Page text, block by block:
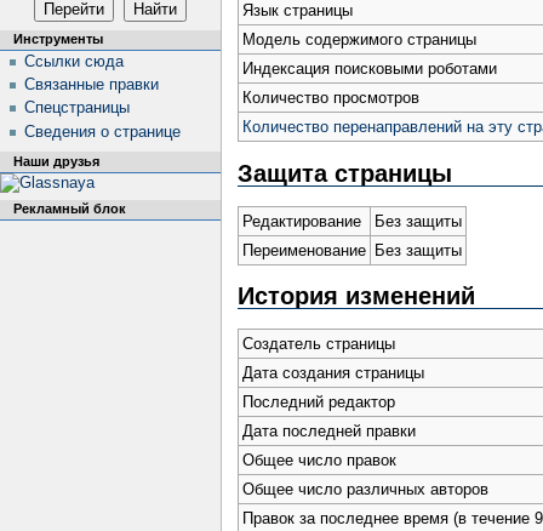
Язык страницы
Модель содержимого страницы
Индексация поисковыми роботами
Количество просмотров
Количество перенаправлений на эту
Защита страницы
Редактирование
Без защиты
Переименование Без защиты
История изменений
Создатель страницы
Дата создания страницы
Последний редактор
Дата последней правки
Общее число правок
Общее число различных авторов
Правок за последнее время (в течение
Инструменты
Ссылки сюда
Связанные правки
Спецстраницы
Сведения о странице
Наши друзья
Рекламный блок